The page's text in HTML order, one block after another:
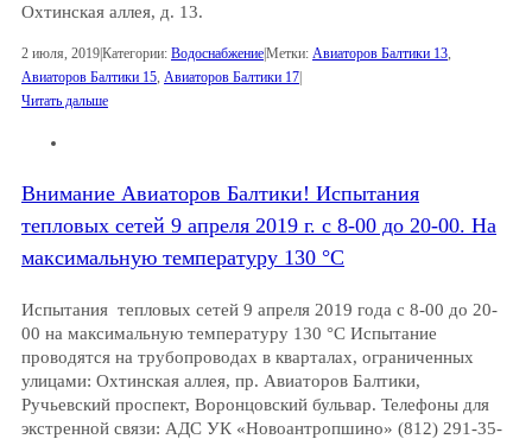
Охтинская аллея, д. 13.
2 июля, 2019Категории: ВодоснабжениеМетки: Авиаторов Балтики 13,
Авиаторов Балтики 15, Авиаторов Балтики 17
Читать дальше
Внимание Авиаторов Балтики! Испытания
тепловых сетей 9 апреля 2019 г. с 8-00 до 20-00. На
максимальную температуру 130 °C
Испытания тепловых сетей 9 апреля 2019 года с 8-00 до 20-
00 на максимальную температуру 130 °C Испытание
проводятся на трубопроводах в кварталах, ограниченных
улицами: Охтинская аллея, пр. Авиаторов Балтики,
Ручьевский проспект, Воронцовский бульвар. Телефоны для
экстренной связи: АДС УК «Новоантропшино» (812) 291-35-